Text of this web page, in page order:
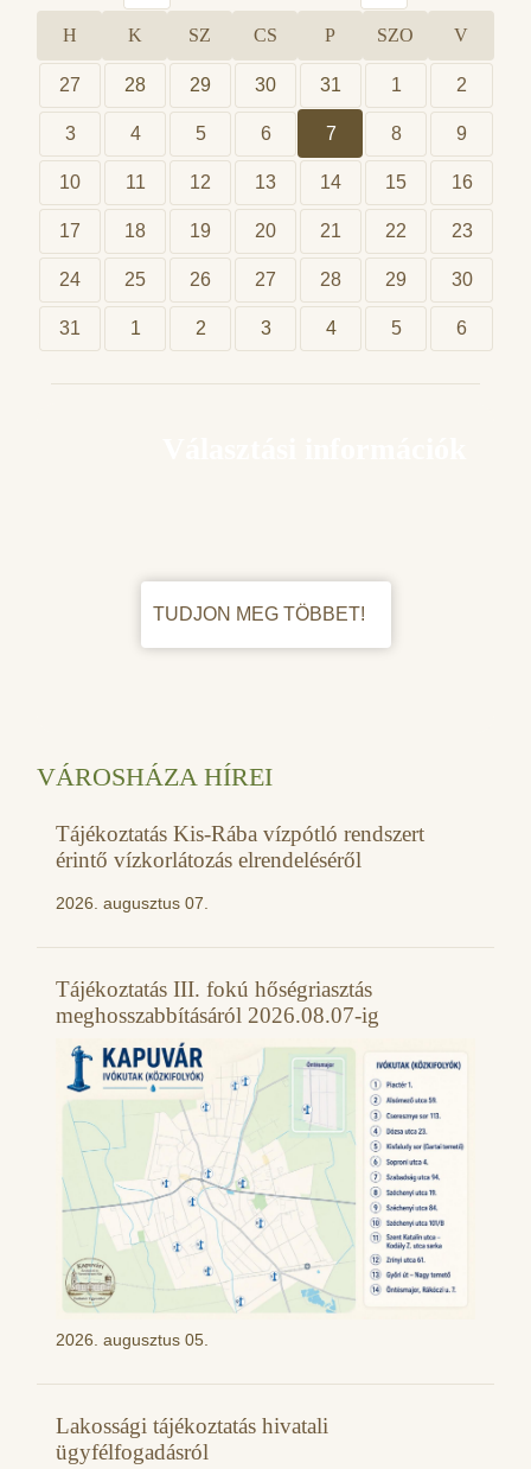
H K SZ CS P SZO V
27 28 29 30 31 1 2
3 4 5 6 7 8 9
10 11 12 13 14 15 16
17 18 19 20 21 22 23
24 25 26 27 28 29 30
31 1 2 3 4 5 6
TUDJON MEG TÖBBET!
VÁROSHÁZA HÍREI
Tájékoztatás Kis-Rába vízpótló rendszert
érintő vízkorlátozás elrendeléséről
2026. augusztus 07.
Tájékoztatás III. fokú hőségriasztás
meghosszabbításáról 2026.08.07-ig
2026. augusztus 05.
Lakossági tájékoztatás hivatali
ügyfélfogadásról